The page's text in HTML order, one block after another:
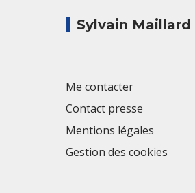
Sylvain Maillard
Me contacter
Contact presse
Mentions légales
Gestion des cookies